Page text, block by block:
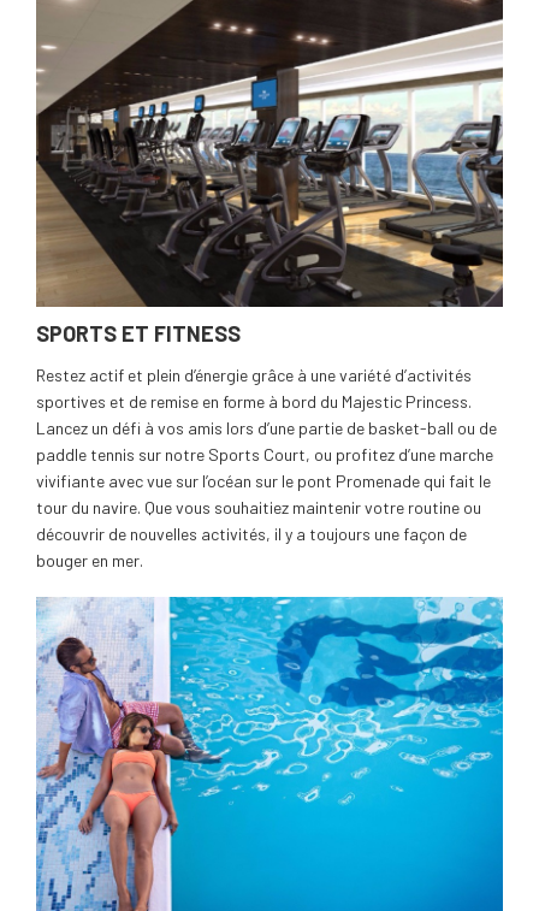
SPORTS ET FITNESS
Restez actif et plein d’énergie grâce à une variété d’activités
sportives et de remise en forme à bord du Majestic Princess.
Lancez un défi à vos amis lors d’une partie de basket-ball ou de
paddle tennis sur notre Sports Court, ou profitez d’une marche
vivifiante avec vue sur l’océan sur le pont Promenade qui fait le
tour du navire. Que vous souhaitiez maintenir votre routine ou
découvrir de nouvelles activités, il y a toujours une façon de
bouger en mer.